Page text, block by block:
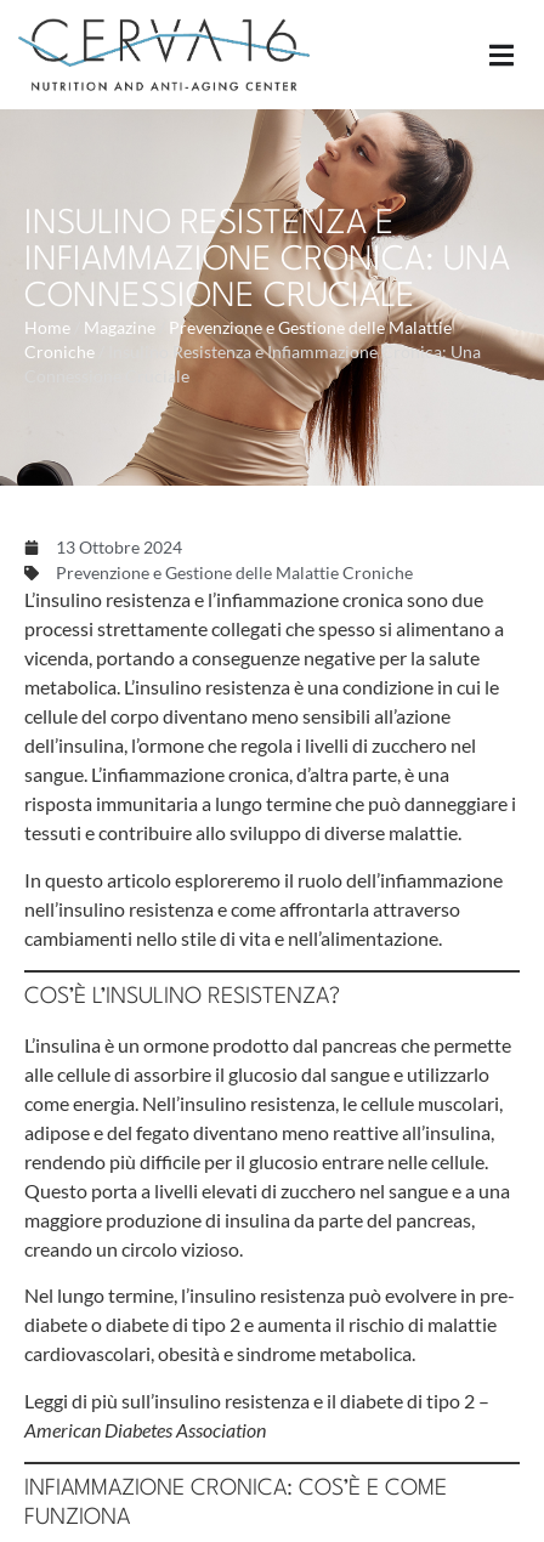
INSULINO RESISTENZA E
INFIAMMAZIONE CRONICA: UNA
CONNESSIONE CRUCIALE
Home Magazine
Prevenzione e Gestione delle Malattie
Croniche
Insulino Resistenza e Infiammazione Cronica: Una
Connessione Cruciale
13 Ottobre 2024
Prevenzione e Gestione delle Malattie Croniche
L’insulino resistenza e l’infiammazione cronica sono due
processi strettamente collegati che spesso si alimentano a
vicenda, portando a conseguenze negative per la salute
metabolica. L’insulino resistenza è una condizione in cui le
cellule del corpo diventano meno sensibili all’azione
dell’insulina, l’ormone che regola i livelli di zucchero nel
sangue. L’infiammazione cronica, d’altra parte, è una
risposta immunitaria a lungo termine che può danneggiare i
tessuti e contribuire allo sviluppo di diverse malattie.
In questo articolo esploreremo il ruolo dell’infiammazione
nell’insulino resistenza e come affrontarla attraverso
cambiamenti nello stile di vita e nell’alimentazione.
COS’È L’INSULINO RESISTENZA?
L’insulina è un ormone prodotto dal pancreas che permette
alle cellule di assorbire il glucosio dal sangue e utilizzarlo
come energia. Nell’insulino resistenza, le cellule muscolari,
adipose e del fegato diventano meno reattive all’insulina,
rendendo più difficile per il glucosio entrare nelle cellule.
Questo porta a livelli elevati di zucchero nel sangue e a una
maggiore produzione di insulina da parte del pancreas,
creando un circolo vizioso.
Nel lungo termine, l’insulino resistenza può evolvere in pre-
diabete o diabete di tipo 2 e aumenta il rischio di malattie
cardiovascolari, obesità e sindrome metabolica.
Leggi di più sull’insulino resistenza e il diabete di tipo 2 –
American Diabetes Association
INFIAMMAZIONE CRONICA: COS’È E COME
FUNZIONA